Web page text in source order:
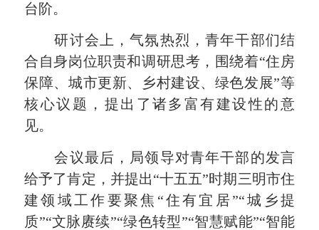
台阶。
研讨会上，气氛热烈，青年干部们结
合自身岗位职责和调研思考，围绕着“住房
保障、城市更新、乡村建设、绿色发展”等
核心议题，提出了诸多富有建设性的意
见。
会议最后，局领导对青年干部的发言
给予了肯定，并提出“十五五”时期三明市住
建领域工作要聚焦“住有宜居”“城乡提
质”“文脉赓续”“绿色转型”“智慧赋能”“智能